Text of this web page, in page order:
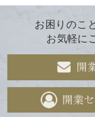
お困りのこ
お気軽に